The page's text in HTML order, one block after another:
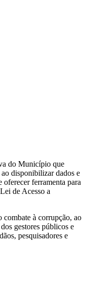
do Município que
disponibilizar dados e
oferecer ferramenta para
de Acesso a
combate à corrupção, ao
gestores públicos e
pesquisadores e